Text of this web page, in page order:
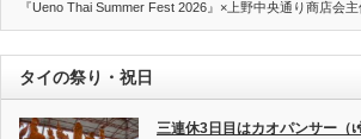
『Ueno Thai Summer Fest 2026』×上野中央通り商店会
タイの祭り・祝日
三連休3日目はカオパンサー（เ